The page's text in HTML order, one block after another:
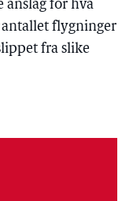
anslag for hva
flygninger
fra slike